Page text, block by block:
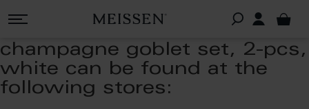
champagne goblet set, 2-pcs,
white can be found at the
following stores: